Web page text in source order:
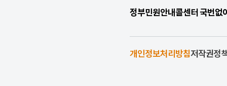
정부민원안내콜센터 국번
개인정보처리방침저작권정